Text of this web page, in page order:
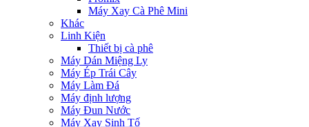
Máy Xay Cà Phê Mini
Khác
Linh Kiện
Thiết bị cà phê
Máy Dán Miệng Ly
Máy Ép Trái Cây
Máy Làm Đá
Máy định lượng
Máy Đun Nước
Máy Xay Sinh Tố